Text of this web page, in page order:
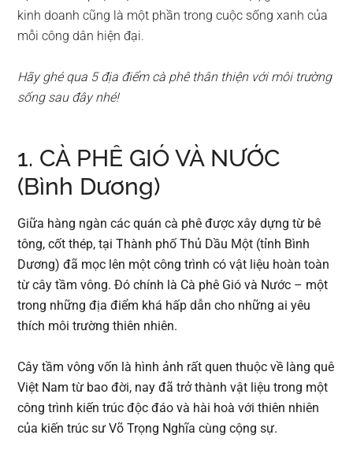
kinh doanh cũng là một phần trong cuộc sống xanh của
mỗi công dân hiện đại.
Hãy ghé qua 5 địa điểm cà phê thân thiện với môi trường
sống sau đây nhé!
1. CÀ PHÊ GIÓ VÀ NƯỚC
(Bình Dương)
Giữa hàng ngàn các quán cà phê được xây dựng từ bê
tông, cốt thép, tại Thành phố Thủ Dầu Một (tỉnh Bình
Dương) đã mọc lên một công trình có vật liệu hoàn toàn
từ cây tầm vông. Đó chính là Cà phê Gió và Nước – một
trong những địa điểm khá hấp dẫn cho những ai yêu
thích môi trường thiên nhiên.
Cây tầm vông vốn là hình ảnh rất quen thuộc về làng quê
Việt Nam từ bao đời, nay đã trở thành vật liệu trong một
công trình kiến trúc độc đáo và hài hoà với thiên nhiên
của kiến trúc sư Võ Trọng Nghĩa cùng cộng sự.